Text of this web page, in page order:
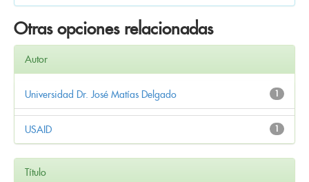
Otras opciones relacionadas
Autor
1
Universidad Dr. José Matías Delgado
1
USAID
Título